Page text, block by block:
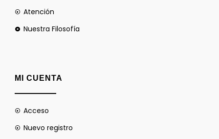
Atención
Nuestra Filosofía
MI CUENTA
Acceso
Nuevo registro